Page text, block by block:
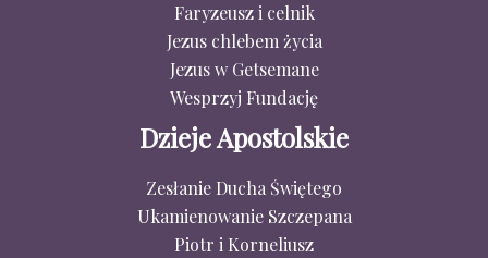
Faryzeusz i celnik
Jezus chlebem życia
Jezus w Getsemane
Wesprzyj Fundację
Dzieje Apostolskie
Zesłanie Ducha Świętego
Ukamienowanie Szczepana
Piotr i Korneliusz